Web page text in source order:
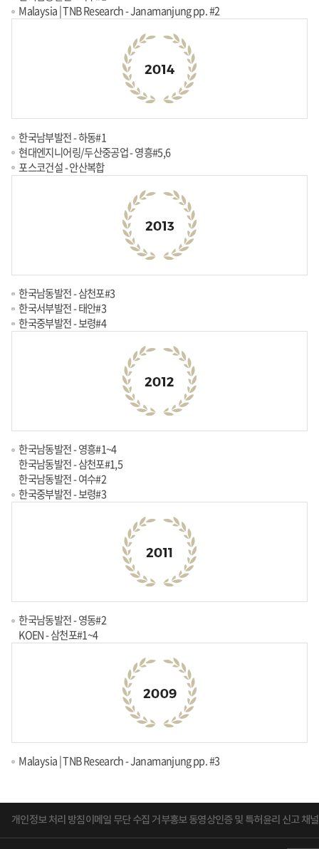
Malaysia | TNB Research - Janamanjung pp. #2
한국남부발전 - 하동#1
현대엔지니어링/두산중공업 - 영흥#5,6
포스코건설 - 안산복합
한국남동발전 - 삼천포#3
한국서부발전 - 태안#3
한국중부발전 - 보령#4
한국남동발전 - 영흥#1~4
한국남동발전 - 삼천포#1,5
한국남동발전 - 여수#2
한국중부발전 - 보령#3
한국남동발전 - 영동#2
KOEN - 삼천포#1~4
Malaysia | TNB Research - Janamanjung pp. #3
개인정보 처리 방침이메일 무단 수집 거부홍보 동영상인증 및 특허 윤리 신고 채널